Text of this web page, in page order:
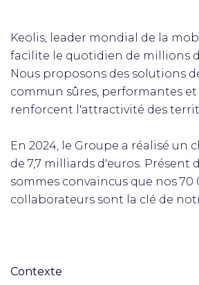
Keolis, leader mondial de la
facilite le quotidien de millions
Nous proposons des solutions
commun sûres, performantes
renforcent l'attractivité des
En 2024, le Groupe a réalisé un
de 7,7 milliards d'euros. Présent
sommes convaincus que nos 70
collaborateurs sont la clé de
Contexte